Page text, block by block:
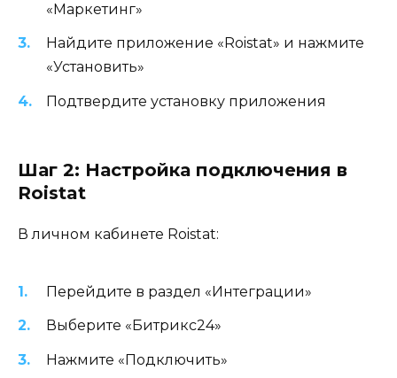
«Маркетинг»
Найдите приложение «Roistat» и нажмите
«Установить»
Подтвердите установку приложения
Шаг 2: Настройка подключения в
Roistat
В личном кабинете Roistat:
Перейдите в раздел «Интеграции»
Выберите «Битрикс24»
Нажмите «Подключить»